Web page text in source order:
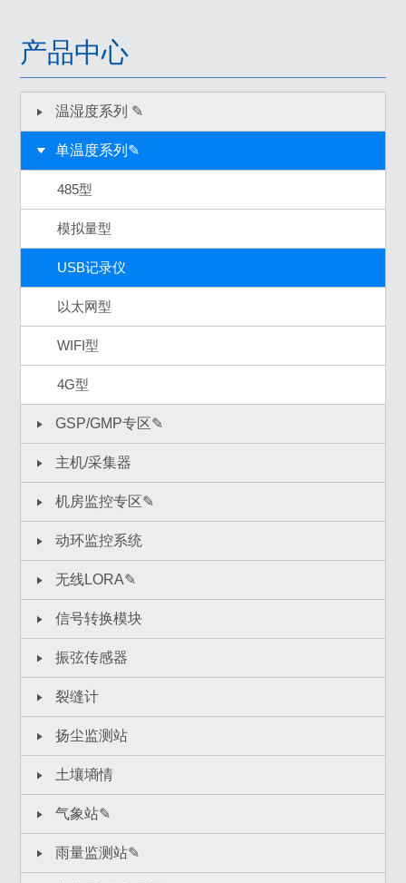
产品中心
温湿度系列 ✎
单温度系列✎
485型
模拟量型
USB记录仪
以太网型
WIFI型
4G型
GSP/GMP专区✎
主机/采集器
机房监控专区✎
动环监控系统
无线LORA✎
信号转换模块
振弦传感器
裂缝计
扬尘监测站
土壤墒情
气象站✎
雨量监测站✎